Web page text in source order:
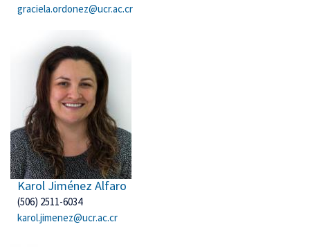
graciela.ordonez@ucr.ac.cr
Karol Jiménez Alfaro
(506) 2511-6034
karol.jimenez@ucr.ac.cr